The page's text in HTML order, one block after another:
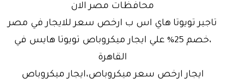
محافظات مصر الان
تاجير تويوتا هاي اس ب ارخص سعر للايجار في مصر
،خصم 25% علي ايجار ميكروباص تويوتا هايس في
القاهرة
ايجار ارخص سعر ميكروباص،ايجار ميكروباص